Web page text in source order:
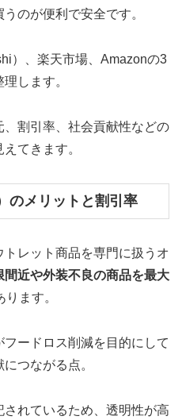
のが便利で安全です。
）、楽天市場、Amazonの3
します。
割引率、社会貢献性などの
てきます。
のメリットと割引率
レット商品を専門に扱うオ
間近や外装不良の商品を最大
ます。
ードロス削減を目的にして
つながる点。
れているため、透明性が高